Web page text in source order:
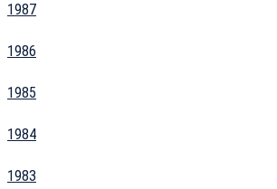
1987
1986
1985
1984
1983